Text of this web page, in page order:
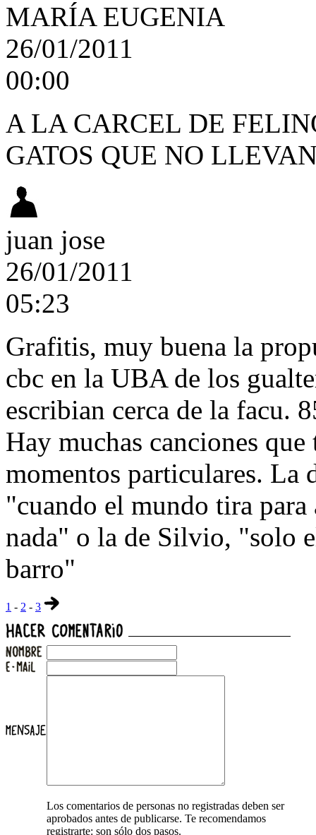
MARÍA EUGENIA
26/01/2011
00:00
A LA CARCEL DE
GATOS QUE NO
juan jose
26/01/2011
05:23
Grafitis, muy buena la
cbc en la UBA de los
escribian cerca de la facu.
Hay muchas canciones
momentos particulares. La
"cuando el mundo tira para
nada" o la de Silvio, "solo
barro"
1 - 2 - 3
Los comentarios de personas no registradas deben ser
aprobados antes de publicarse. Te recomendamos
registrarte: son sólo dos pasos.